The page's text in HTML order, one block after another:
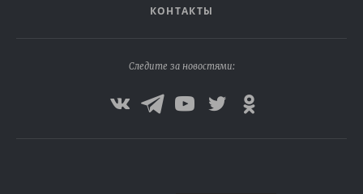
КОНТАКТЫ
Следите за новостями: